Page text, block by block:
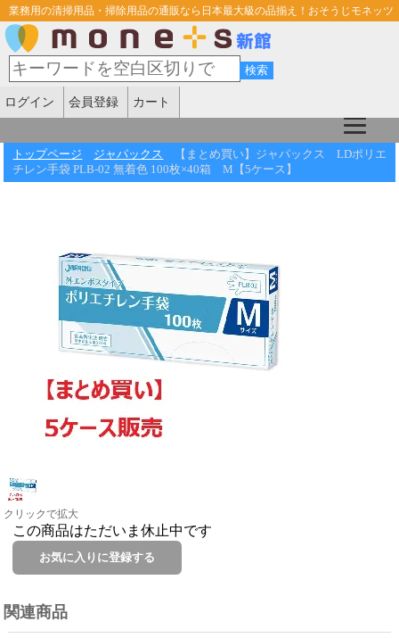
業務用の清掃用品・掃除用品の通販なら日本最大級の品揃え！おそうじモネッツ
ログイン 会員登録 カート
トップページ ジャパックス
【まとめ買い】ジャパックス LDポリエ
チレン手袋 PLB-02 無着色 100枚×40箱 M【5ケース】
クリックで拡大
この商品はただいま休止中です
関連商品